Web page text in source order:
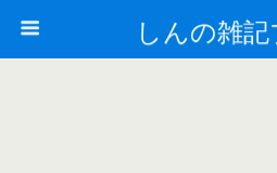
しんの雑